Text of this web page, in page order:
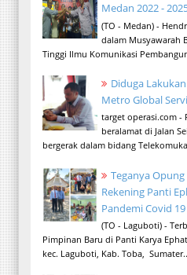
Medan 2022 -
(TO - Medan) -
dalam Musyawarah
Tinggi Ilmu Komunikasi
Diduga
Metro Global
target operasi.com -
beralamat di Jalan
bergerak dalam bidang
Teganya
Rekening Panti
Pandemi Covid 19
(TO - Laguboti) -
Pimpinan Baru di Panti Karya
kec. Laguboti, Kab. Toba,